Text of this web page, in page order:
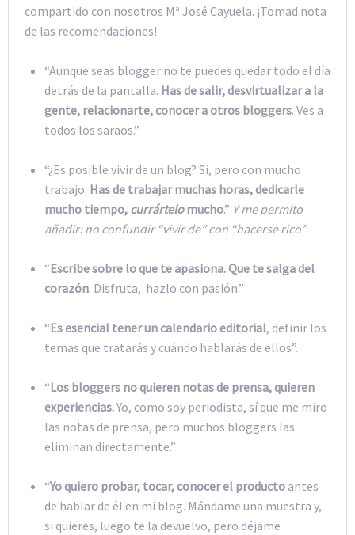
compartido con nosotros Mª José Cayuela. ¡Tomad nota
de las recomendaciones!
“Aunque seas blogger no te puedes quedar todo el día
detrás de la pantalla. Has de salir, desvirtualizar a la
gente, relacionarte, conocer a otros bloggers. Ves a
todos los saraos.”
“¿Es posible vivir de un blog? Sí, pero con mucho
trabajo. Has de trabajar muchas horas, dedicarle
mucho tiempo, currártelomucho.” Y me permito
añadir: no confundir “vivir de” con “hacerse rico”
“Escribe sobre lo que te apasiona. Que te salga del
corazón. Disfruta, hazlo con pasión.”
“Es esencial tener un calendario editorial, definir los
temas que tratarás y cuándo hablarás de ellos”.
“Los bloggers no quieren notas de prensa, quieren
experiencias.Yo, como soy periodista, sí que me miro
las notas de prensa, pero muchos bloggers las
eliminan directamente.”
“Yo quiero probar, tocar, conocer el producto antes
de hablar de él en mi blog. Mándame una muestra y,
si quieres, luego te la devuelvo, pero déjame